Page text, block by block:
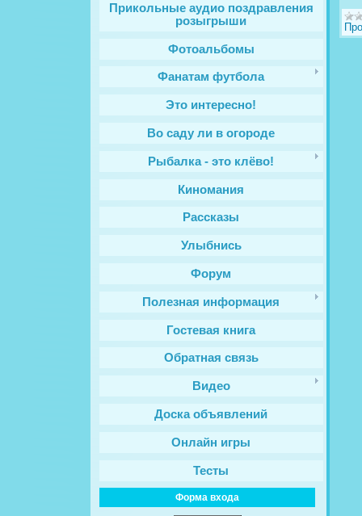
Прикольные аудио поздравления
розыгрыши
Фотоальбомы
Фанатам футбола
Это интересно!
Во саду ли в огороде
Рыбалка - это клёво!
Киномания
Рассказы
Улыбнись
Форум
Полезная информация
Гостевая книга
Обратная связь
Видео
Доска объявлений
Онлайн игры
Тесты
Форма входа